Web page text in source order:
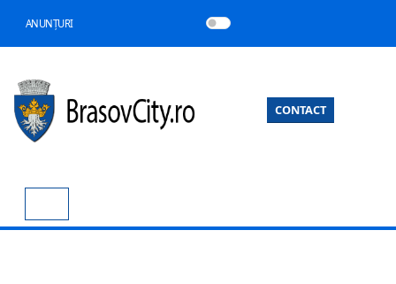
ANUNȚURI
CONTACT